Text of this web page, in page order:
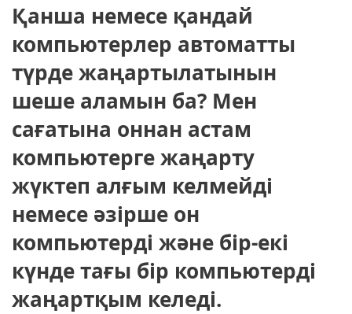
Қанша немесе қандай
компьютерлер автоматты
түрде жаңартылатынын
шеше аламын ба? Мен
сағатына оннан астам
компьютерге жаңарту
жүктеп алғым келмейді
немесе әзірше он
компьютерді және бір-екі
күнде тағы бір компьютерді
жаңартқым келеді.